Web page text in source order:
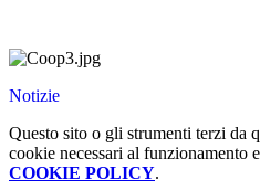
Notizie
Questo sito o gli strumenti terzi da
cookie necessari al funzionamento
COOKIE POLICY.